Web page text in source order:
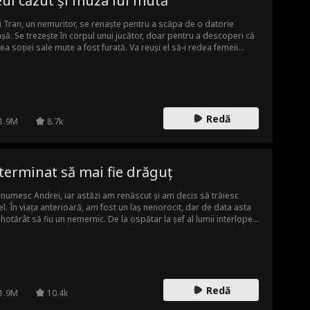
Tran, un nemuritor, se renaște pentru a scăpa de o datorie
Se trezește în corpul unui jucător, doar pentru a descoperi că
soției sale mute a fost furată. Va reuși el să-i redea femeii
1.9M 8.7k Redă
să mai fie drăguț
Andrei, iar astăzi am renăscut și am decis să trăiesc
În viața anterioară, am fost un laș nenorocit, dar de data asta
să fiu un nemernic. De la ospătar la șef al lumii interlope,
un dur și-a dat seama că, atunci când nu mai dai înapoi, lumea
îți face loc.
1.9M 10.4k Redă